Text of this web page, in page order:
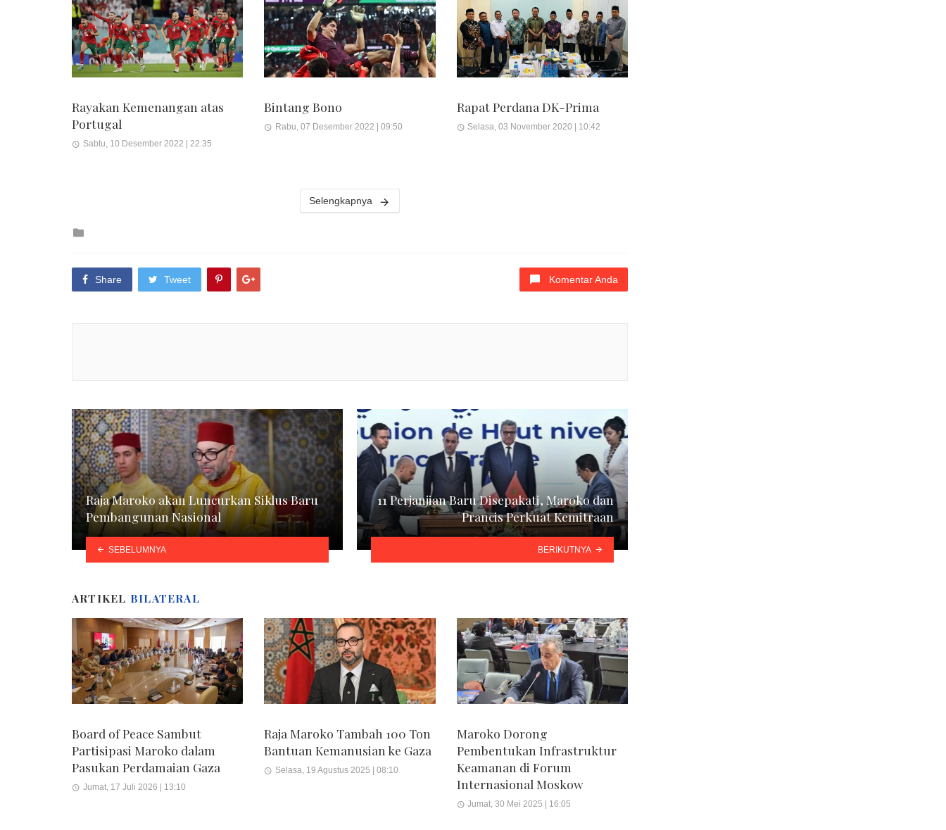
Rayakan Kemenangan atas
Portugal
Sabtu, 10 Desember 2022 | 22:35
Bintang Bono
Rabu, 07 Desember 2022 | 09:50
Rapat Perdana DK-Prima
Selasa, 03 November 2020 | 10:42
Selengkapnya
Share Tweet Komentar Anda
Raja Maroko akan Luncurkan Siklus Baru
Pembangunan Nasional
SEBELUMNYA
11 Perjanjian Baru Disepakati, Maroko dan
Prancis Perkuat Kemitraan
BERIKUTNYA
ARTIKEL BILATERAL
Board of Peace Sambut
Partisipasi Maroko dalam
Pasukan Perdamaian Gaza
Jumat, 17 Juli 2026 | 13:10
Raja Maroko Tambah 100 Ton
Bantuan Kemanusian ke Gaza
Selasa, 19 Agustus 2025 | 08:10
Maroko Dorong
Pembentukan Infrastruktur
Keamanan di Forum
Internasional Moskow
Jumat, 30 Mei 2025 | 16:05